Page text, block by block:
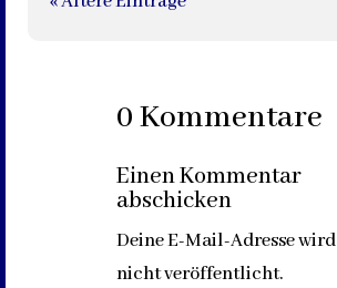
0 Kommentare
Einen Kommentar
abschicken
Deine E-Mail-Adresse wird
nicht veröffentlicht.